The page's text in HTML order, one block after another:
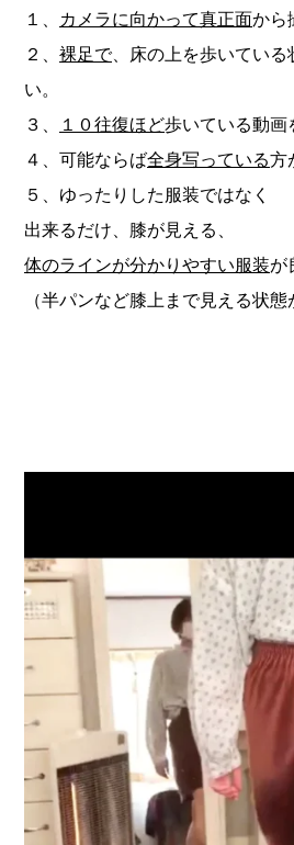
１、
カメラに向かって真正面から
２、 裸足で、床の上を歩いている
い。
３、
１０往復ほど歩いている動画
４、可能ならば全身写っている方
５、ゆったりした服装ではなく
出来るだけ、膝が見える、
体のラインが分かりやすい服装が
（半パンなど膝上まで見える状態